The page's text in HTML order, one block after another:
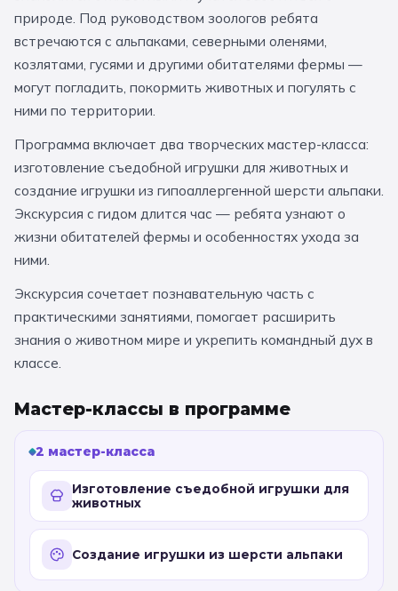
За кулисами театров
Усадьбы и заповедники
Народные промыслы Интерактивные
Мастер-классы
🎓 ПО КЛАССАМ
Все классы
5 класс 6 класс
📚 ПО ПРЕДМЕТАМ
География Ещё 7
Великий Новгород Алтай Архангельск
Волгоград
природе. Под руководством зоологов ребята
встречаются с альпаками, северными оленями,
козлятами, гусями и другими обитателями фермы —
могут погладить, покормить животных и погулять с
ними по территории.
Программа включает два творческих мастер-класса:
изготовление съедобной игрушки для животных и
создание игрушки из гипоаллергенной шерсти альпаки.
Экскурсия с гидом длится час — ребята узнают о
жизни обитателей фермы и особенностях ухода за
ними.
Экскурсия сочетает познавательную часть с
практическими занятиями, помогает расширить
знания о животном мире и укрепить командный дух в
классе.
Мастер-классы в программе
2 мастер-класса
Изготовление съедобной игрушки для
животных
Создание игрушки из шерсти альпаки